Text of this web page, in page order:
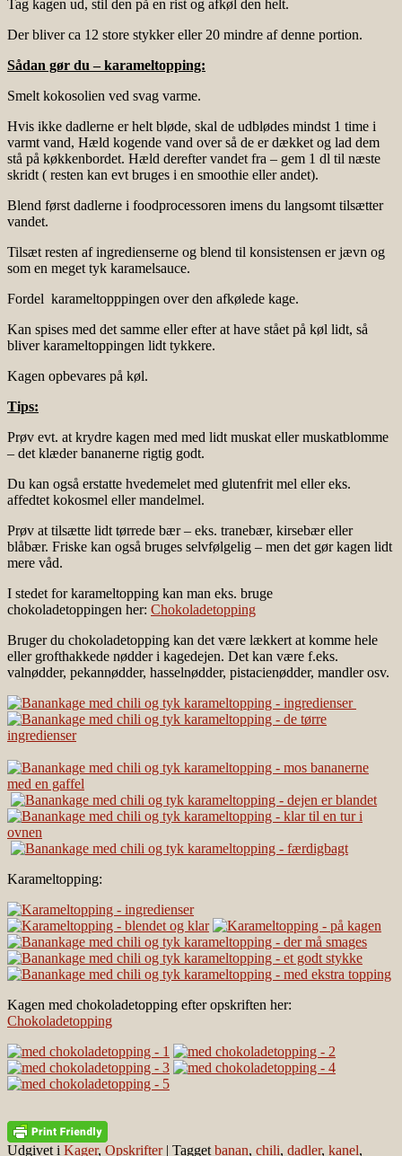
Tag kagen ud, stil den på en rist og afkøl den helt.
Der bliver ca 12 store stykker eller 20 mindre af denne portion.
Sådan gør du – karameltopping:
Smelt kokosolien ved svag varme.
Hvis ikke dadlerne er helt bløde, skal de udblødes mindst 1 time i
varmt vand, Hæld kogende vand over så de er dækket og lad dem
stå på køkkenbordet. Hæld derefter vandet fra – gem 1 dl til næste
skridt ( resten kan evt bruges i en smoothie eller andet).
Blend først dadlerne i foodprocessoren imens du langsomt tilsætter
vandet.
Tilsæt resten af ingredienserne og blend til konsistensen er jævn og
som en meget tyk karamelsauce.
Fordel karameltopppingen over den afkølede kage.
Kan spises med det samme eller efter at have stået på køl lidt, så
bliver karameltoppingen lidt tykkere.
Kagen opbevares på køl.
Tips:
Prøv evt. at krydre kagen med med lidt muskat eller muskatblomme
– det klæder bananerne rigtig godt.
Du kan også erstatte hvedemelet med glutenfrit mel eller eks.
affedtet kokosmel eller mandelmel.
Prøv at tilsætte lidt tørrede bær – eks. tranebær, kirsebær eller
blåbær. Friske kan også bruges selvfølgelig – men det gør kagen lidt
mere våd.
I stedet for karameltopping kan man eks. bruge
chokoladetoppingen her: Chokoladetopping
Bruger du chokoladetopping kan det være lækkert at komme hele
eller grofthakkede nødder i kagedejen. Det kan være f.eks.
valnødder, pekannødder, hasselnødder, pistacienødder, mandler osv.
Karameltopping:
Kagen med chokoladetopping efter opskriften her:
Chokoladetopping
Udgivet i Kager, Opskrifter | Tagget banan, chili, dadler, kanel,